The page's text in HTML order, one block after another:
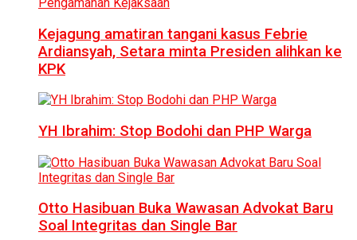
Kejagung amatiran tangani kasus Febrie
Ardiansyah, Setara minta Presiden alihkan ke
KPK
YH Ibrahim: Stop Bodohi dan PHP Warga
Otto Hasibuan Buka Wawasan Advokat Baru
Soal Integritas dan Single Bar